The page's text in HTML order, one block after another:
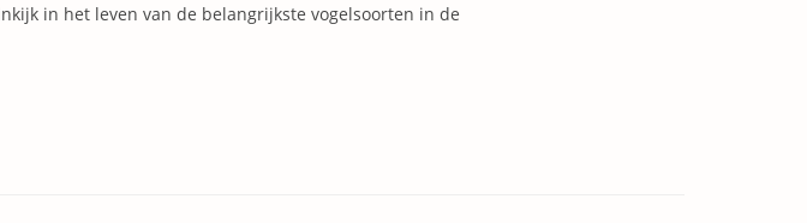
in het leven van de belangrijkste vogelsoorten in de